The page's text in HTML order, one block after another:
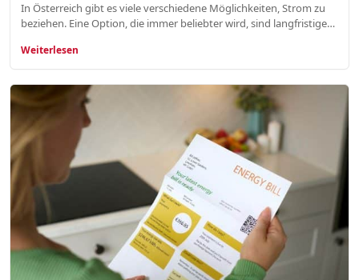
In Österreich gibt es viele verschiedene Möglichkeiten, Strom zu
beziehen. Eine Option, die immer beliebter wird, sind langfristige…
Weiterlesen